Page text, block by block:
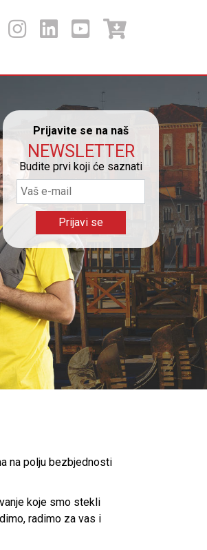
Prijavite se na naš
NEWSLETTER
Budite prvi koji će saznati
na polju bezbjednosti
koje smo stekli
radimo za vas i